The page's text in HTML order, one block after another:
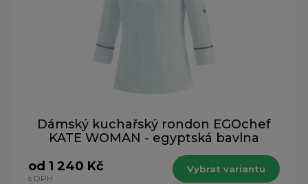
Dámský kuchařský rondon EGOchef
KATE WOMAN - egyptská bavlna
od 1 240 Kč
s DPH
Vybrat variantu